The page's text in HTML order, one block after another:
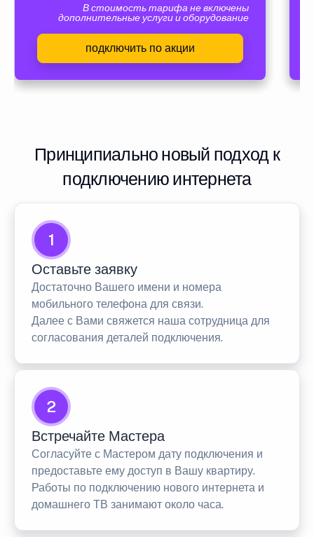
В стоимость тарифа не включены
дополнительные услуги и оборудование
подключить по акции
Принципиально новый подход к
подключению интернета
1
Оставьте заявку
Достаточно Вашего имени и номера
мобильного телефона для связи.
Далее с Вами свяжется наша сотрудница для
согласования деталей подключения.
2
Встречайте Мастера
Согласуйте с Мастером дату подключения и
предоставьте ему доступ в Вашу квартиру.
Работы по подключению нового интернета и
домашнего ТВ занимают около часа.